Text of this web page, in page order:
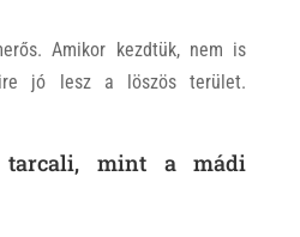
Amikor kezdtük, nem is
jó lesz a löszös terület.
mint a mádi